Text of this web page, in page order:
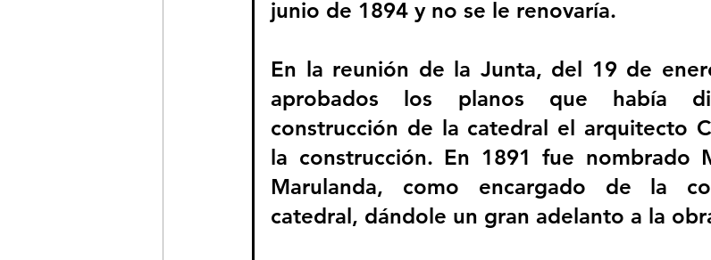
junio de 1894 y no se le renovaría.
En la reunión de la Junta, del 19 de
aprobados los planos que había
construcción de la catedral el arquitecto
la construcción. En 1891 fue nombrado
Marulanda, como encargado de la
catedral, dándole un gran adelanto a la